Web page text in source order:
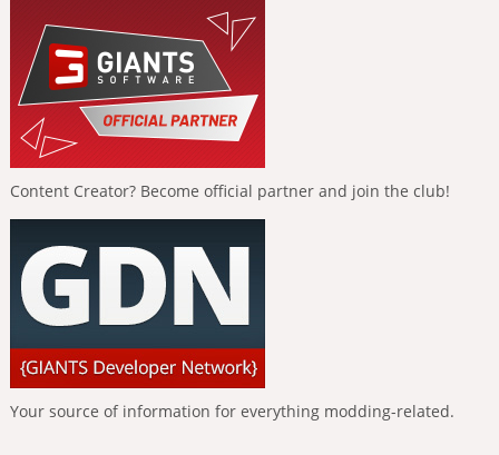
Content Creator? Become official partner and join the club!
Your source of information for everything modding-related.